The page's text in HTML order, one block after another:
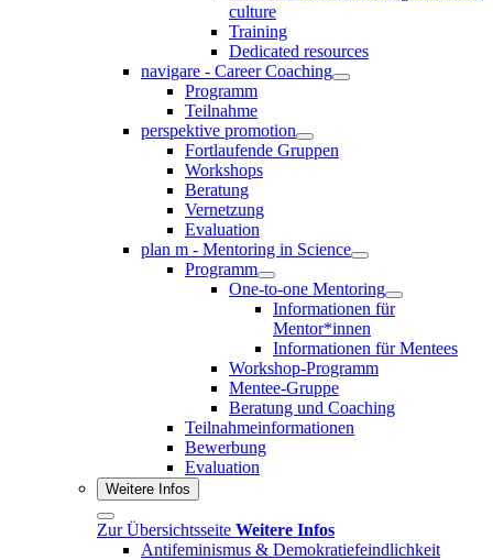
culture
Training
Dedicated resources
navigare - Career Coaching
Programm
Teilnahme
perspektive promotion
Fortlaufende Gruppen
Workshops
Beratung
Vernetzung
Evaluation
plan m - Mentoring in Science
Programm
One-to-one Mentoring
Informationen für
Mentor*innen
Informationen für Mentees
Workshop-Programm
Mentee-Gruppe
Beratung und Coaching
Teilnahmeinformationen
Bewerbung
Evaluation
Weitere Infos
Zur Übersichtsseite Weitere Infos
Antifeminismus & Demokratiefeindlichkeit